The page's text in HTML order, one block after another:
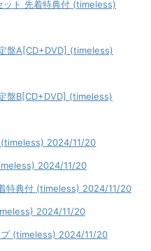
ット 先着特典付 (timeless)
盤A[CD+DVD] (timeless)
盤B[CD+DVD] (timeless)
(timeless) 2024/11/20
2024/11/20
特典付 (timeless) 2024/11/20
2024/11/20
プ (timeless) 2024/11/20